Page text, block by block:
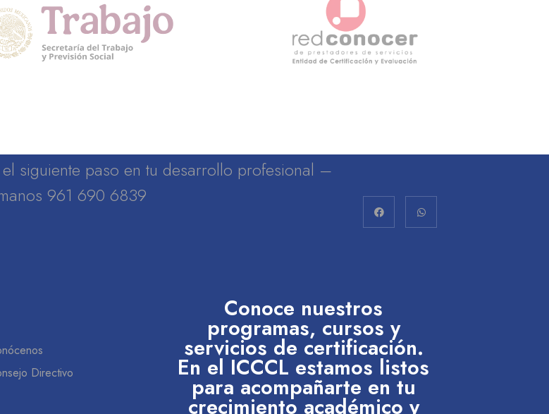
siguiente paso en tu desarrollo profesional –
961 690 6839
Directivo
Conoce nuestros
programas, cursos y
servicios de certificación.
En el ICCCL estamos listos
para acompañarte en tu
crecimiento académico y